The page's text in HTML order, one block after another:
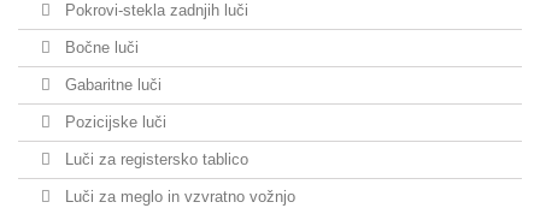
Pokrovi-stekla zadnjih luči
Bočne luči
Gabaritne luči
Pozicijske luči
Luči za registersko tablico
Luči za meglo in vzvratno vožnjo